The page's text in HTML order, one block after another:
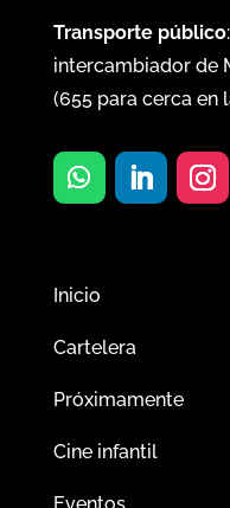
Transporte público
intercambiador de
(655para cerca en
Inicio
Cartelera
Próximamente
Cine infantil
Eventos